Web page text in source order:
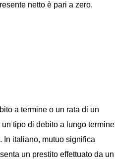
netto è pari a zero.
a termine o un rata di un
tipo di debito a lungo termine
In italiano, mutuo significa
un prestito effettuato da un